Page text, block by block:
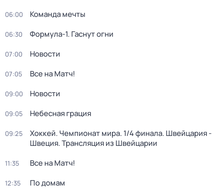
06:00 Команда мечты
06:30 Формула-1. Гаснут огни
07:00 Новости
07:05 Все на Матч!
09:00 Новости
09:05 Небесная грация
09:25
Хоккей. Чемпионат мира. 1/4 финала. Швейцария -
Швеция. Трансляция из Швейцарии
11:35 Все на Матч!
12:35 По домам